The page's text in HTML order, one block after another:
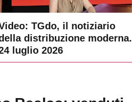
TGdo, il notiziario
distribuzione moderna.
luglio 2026